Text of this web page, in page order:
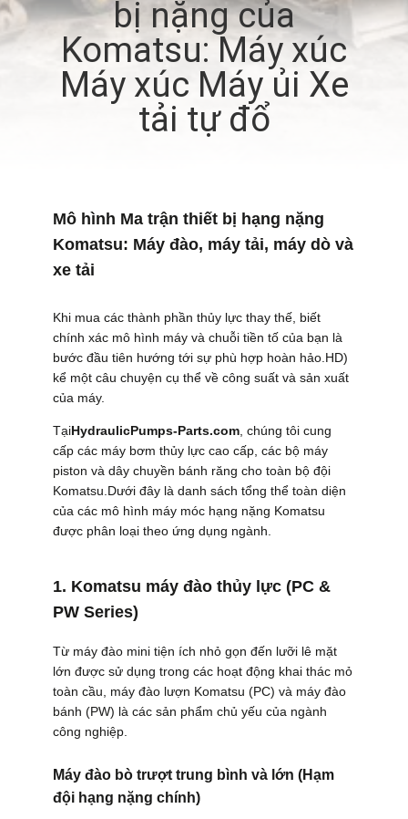
VỀ
CHÚNG
KIỂM
SOÁT
CHẤT
LƯỢNG
LIÊN
CHÚNG
TRƯỜNG
bị nặng của
Komatsu: Máy xúc
Máy xúc Máy ủi Xe
tải tự đổ
Mô hình Ma trận thiết bị hạng nặng
Komatsu: Máy đào, máy tải, máy dò và
xe tải
Khi mua các thành phần thủy lực thay thế, biết
chính xác mô hình máy và chuỗi tiền tố của bạn là
bước đầu tiên hướng tới sự phù hợp hoàn hảo.HD)
kể một câu chuyện cụ thể về công suất và sản xuất
của máy.
TạiHydraulicPumps-Parts.com, chúng tôi cung
cấp các máy bơm thủy lực cao cấp, các bộ máy
piston và dây chuyền bánh răng cho toàn bộ đội
Komatsu.Dưới đây là danh sách tổng thể toàn diện
của các mô hình máy móc hạng nặng Komatsu
được phân loại theo ứng dụng ngành.
1. Komatsu máy đào thủy lực (PC &
PW Series)
Từ máy đào mini tiện ích nhỏ gọn đến lưỡi lê mặt
lớn được sử dụng trong các hoạt động khai thác mỏ
toàn cầu, máy đào lượn Komatsu (PC) và máy đào
bánh (PW) là các sản phẩm chủ yếu của ngành
công nghiệp.
Máy đào bò trượt trung bình và lớn (Hạm
đội hạng nặng chính)